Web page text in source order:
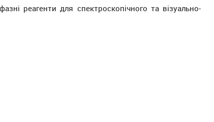
реагенти для спектроскопічного та візуально-